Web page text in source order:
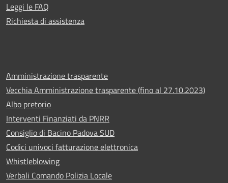
Leggi le FAQ
Richiesta di assistenza
Amministrazione trasparente
Vecchia Amministrazione trasparente (fino al 27.10.2023)
Albo pretorio
Interventi Finanziati da PNRR
Consiglio di Bacino Padova SUD
Codici univoci fatturazione elettronica
Whistleblowing
Verbali Comando Polizia Locale